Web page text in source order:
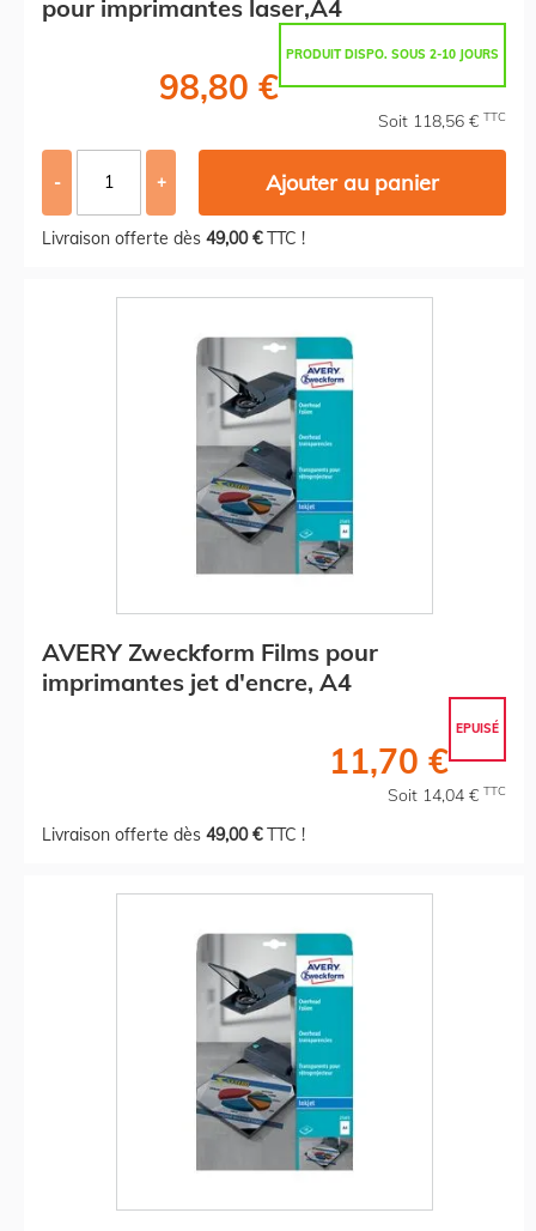
pour imprimantes laser,A4
PRODUIT DISPO. SOUS 2-10 JOURS
98,80 €
Soit 118,56 € TTC
- + Ajouter au panier
Livraison offerte dès 49,00 €TTC !
AVERY Zweckform Films pour
imprimantes jet d'encre, A4
EPUISÉ
11,70 €
Soit 14,04 € TTC
Livraison offerte dès 49,00 €TTC !